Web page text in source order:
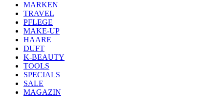
MARKEN
TRAVEL
PFLEGE
MAKE-UP
HAARE
DUFT
K-BEAUTY
TOOLS
SPECIALS
SALE
MAGAZIN